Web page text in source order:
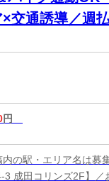
交通誘導／週
円
の駅・エリア名は募
3 成田コリンズ2F】